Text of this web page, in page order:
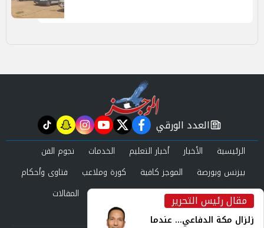
مقال رئيس التحرير
زلزال مكة الدفاعي... عندما
newspaper
العدد الورقي facebook
twitter
youtube
instagram
snapchat
tiktok
الرئيسية الأخبار أخبار التعليم الخدمات
نجوم الفن
بيزنس وبورصة
الموجز كافية كورة وملاعب
فتاوى وأحكام
صحة وجمال
عرب وعالم حوادث ومحاكم
المقالات
العدد الورقي